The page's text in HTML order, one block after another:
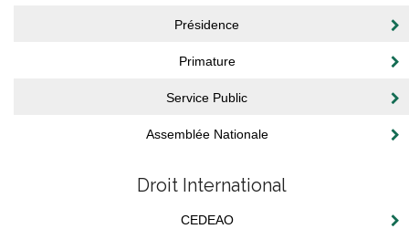
Présidence
Primature
Service Public
Assemblée Nationale
Droit International
CEDEAO